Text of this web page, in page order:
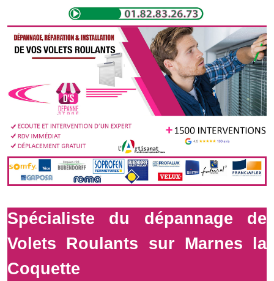
Spécialiste du dépannage de
Volets Roulants sur Marnes la
Coquette